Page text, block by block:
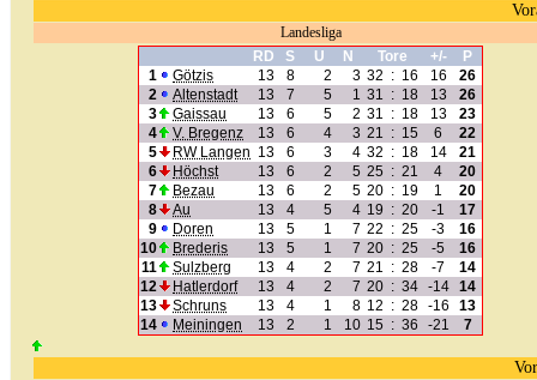
Landesliga
RD
S U N Tore +/-
P
1
Götzis 13 8 2 3 32 : 16 16
26
2
Altenstadt 13 7 5 1 31 : 18 13
26
3
Gaissau 13 6 5 2 31 : 18 13
23
4
V. Bregenz 13 6 4 3 21 : 15 6
22
5
RW Langen 13 6 3 4 32 : 18 14
21
6
Höchst 13 6 2 5 25 : 21 4
20
7
Bezau 13 6 2 5 20 : 19 1
20
8
Au 13 4 5 4 19 : 20 -1
17
9
Doren 13 5 1 7 22 : 25 -3
16
10
Brederis 13 5 1 7 20 : 25 -5
16
11
Sulzberg 13 4 2 7 21 : 28 -7
14
12
Hatlerdorf 13 4 2 7 20 : 34 -14
14
13
Schruns 13 4 1 8 12 : 28 -16
13
14
Meiningen 13 2 1 10 15 : 36 -21 7